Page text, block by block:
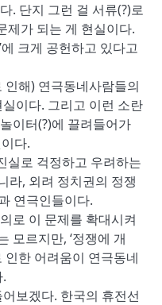
. 단지 그런 걸 서류(?)로
제가 되는 게 현실이다.
크게 공헌하고 있다고
인해) 연극동네사람들의
이다. 그리고 이런 소란
이터(?)에 끌려들어가
다.
실로 걱정하고 우려하는
라, 외려 정치권의 정쟁
연극인들이다.
로 이 문제를 확대시켜
모르지만, ‘정쟁에 개
인한 어려움이 연극동네
보겠다. 한국의 휴전선